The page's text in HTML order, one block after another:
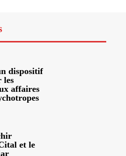
dispositif
les
affaires
et le